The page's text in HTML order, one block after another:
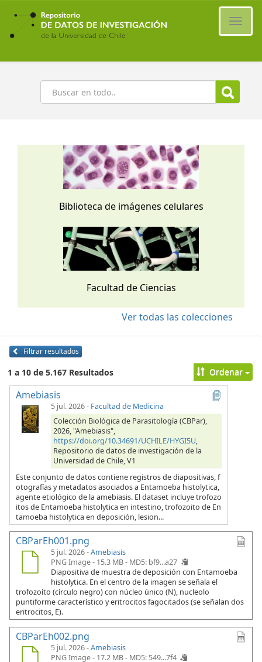
Ir
contenido
principal
Buscar
Biblioteca de imágenes celulares
Facultad de Ciencias
Ver todas las colecciones
Filtrar resultados
1 a 10 de 5.167 Resultados Ordenar
Amebiasis
5 jul. 2026- Facultad de Medicina
Colección Biológica de Parasitología (CBPar),
2026, "Amebiasis",
https://doi.org/10.34691/UCHILE/HYGI5U,
Repositorio de datos de investigación de la
Universidad de Chile, V1
Este conjunto de datos contiene registros de diapositivas, f
otografías y metadatos asociados a Entamoeba histolytica,
agente etiológico de la amebiasis. El dataset incluye trofozo
itos de Entamoeba histolytica en intestino, trofozoito de En
tamoeba histolytica en deposición, lesion...
CBParEh001.png
5 jul. 2026 -Amebiasis
PNG Image - 15.3 MB - MD5: bf9...a27
Diapositiva de muestra de deposición con Entamoeba
histolytica. En el centro de la imagen se señala el
trofozoíto (círculo negro) con núcleo único (N), nucleolo
puntiforme característico y eritrocitos fagocitados (se señalan dos
eritrocitos, E).
CBParEh002.png
5 jul. 2026 -Amebiasis
PNG Image - 17.2 MB - MD5: 549...7f4